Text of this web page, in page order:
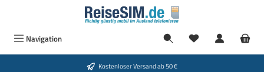
Zum Hauptinhalt springen
Navigation Du hast 0
Kostenloser Versand ab 50 €